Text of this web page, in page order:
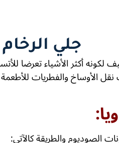
جلي الرخام
لكونه أكثر الأشياء تعرضا
الأوساخ والفطريات
الصوديوم والطريقة كالآتي: